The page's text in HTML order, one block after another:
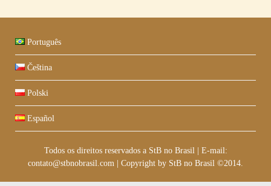
Português
Čeština
Polski
Español
Todos os direitos reservados a StB no Brasil
E-mail:
contato@stbnobrasil.com
Copyright by StB no Brasil ©2014.